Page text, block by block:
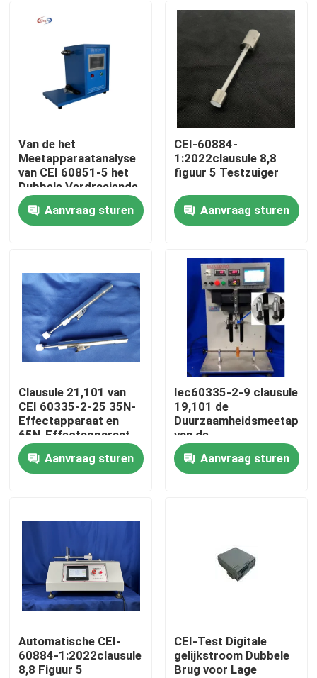
Producten
Ongeveer ons
Fabrieksreis
Kwaliteitscontrole
CEI-Testmateriaal
De Testmateriaal van de toegangsbescherming
Van de het
Meetapparaatanalyse
van CEI 60851-5 het
Dubbele Verdraaiende
van het het
voltagemeetapparaat
hulpmateriaal
Aanvraag sturen
CEI-60884-
1:2022clausule 8,8
figuur 5 Testzuiger
Aanvraag sturen
Clausule 21,101 van
CEI 60335-2-25 35N-
Effectapparaat en
65N-Effectapparaat
voor de
Assemblagetest van
de Microgolfdeur
Aanvraag sturen
Iec60335-2-9 clausule
19,101 de
van de
Broodroosterschakelaar
luchtkoeling
Aanvraag sturen
Automatische CEI-
60884-1:2022clausule
8,8 Figuur 5
CEI-Test Digitale
gelijkstroom Dubbele
Brug voor Lage